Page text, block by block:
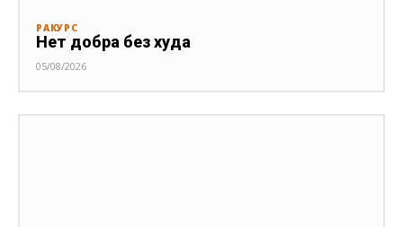
РАКУРС
Нет добра без худа
05/08/2026